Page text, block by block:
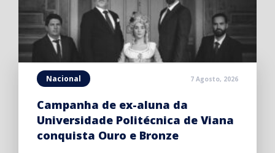
Nacional 7 Agosto, 2026
Campanha de ex-aluna da
Universidade Politécnica de Viana
conquista Ouro e Bronze